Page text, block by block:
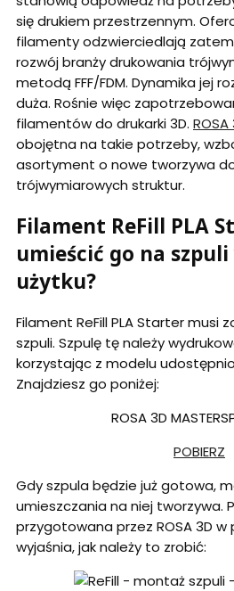
się drukiem przestrzennym.
filamenty odzwierciedlają
rozwój branży drukowania
metodą FFF/FDM. Dynamika jej
duża. Rośnie więc
filamentów do drukarki 3D. ROSA
obojętna na takie potrzeby,
asortyment o nowe tworzywa
trójwymiarowych struktur.
Filament ReFill PLA
umieścić go na
użytku?
Filament ReFill PLA Starter musi
szpuli. Szpulę tę należy
korzystając z modelu
Znajdziesz go poniżej:
ROSA 3D
POBIERZ
Gdy szpula będzie już gotowa,
umieszczania na niej tworzywa.
przygotowana przez ROSA 3D
wyjaśnia, jak należy to zrobić: